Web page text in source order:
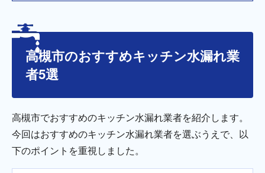
高槻市のおすすめキッチン水漏れ業
者5選
高槻市でおすすめのキッチン水漏れ業者を紹介します。
今回はおすすめのキッチン水漏れ業者を選ぶうえで、以
下のポイントを重視しました。